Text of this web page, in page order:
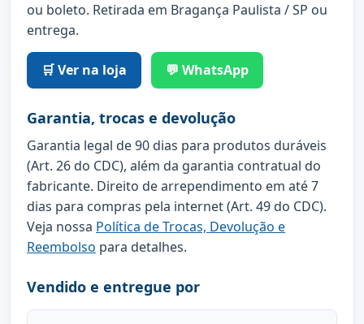
ou boleto. Retirada em Bragança Paulista / SP ou
entrega.
🛒 Ver na loja 💬 WhatsApp
Garantia, trocas e devolução
Garantia legal de 90 dias para produtos duráveis
(Art. 26 do CDC), além da garantia contratual do
fabricante. Direito de arrependimento em até 7
dias para compras pela internet (Art. 49 do CDC).
Veja nossa Política de Trocas, Devolução e
Reembolso para detalhes.
Vendido e entregue por